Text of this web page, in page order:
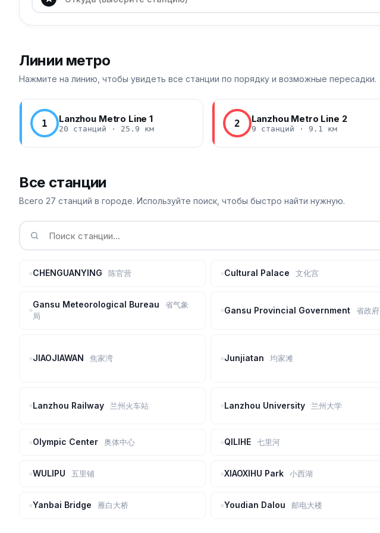
Линии метро
Нажмите на линию, чтобы увидеть все станции по порядку и возможные пересадки.
1 Lanzhou Metro Line 1
20 станций · 25.9 км 2 Lanzhou Metro Line 2
9 станций · 9.1 км
Все станции
Всего 27 станций в городе. Используйте поиск, чтобы быстро найти нужную.
CHENGUANYING 陈官营 Cultural Palace 文化宫
Gansu Meteorological Bureau
省气象
局
Gansu Provincial Government 省政府
JIAOJIAWAN 焦家湾 Junjiatan 均家滩
Lanzhou Railway 兰州火车站 Lanzhou University 兰州大学
Olympic Center 奥体中心 QILIHE 七里河
WULIPU 五里铺 XIAOXIHU Park 小西湖
Yanbai Bridge 雁白大桥 Youdian Dalou 邮电大楼